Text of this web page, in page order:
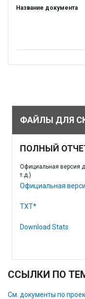
Название документа
ФАЙЛЫ ДЛЯ
ПОЛНЫЙ
Официальная версия
т.д.)
Официальная
TXT*
Download Stats
ССЫЛКИ ПО
См. документы по